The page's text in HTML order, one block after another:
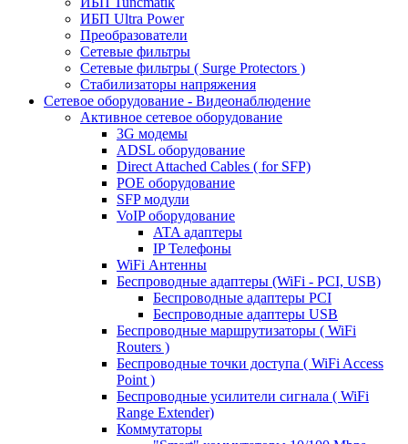
ИБП Ultra Power
Преобразователи
Сетевые фильтры
Сетевые фильтры ( Surge Protectors )
Стабилизаторы напряжения
Сетевое оборудование - Видеонаблюдение
Активное сетевое оборудование
3G модемы
ADSL оборудование
Direct Attached Cables ( for SFP)
POE оборудование
SFP модули
VoIP оборудование
ATA адаптеры
IP Телефоны
WiFi Антенны
Беспроводные адаптеры (WiFi - PCI, USB)
Беспроводные адаптеры PCI
Беспроводные адаптеры USB
Беспроводные маршрутизаторы ( WiFi
Routers )
Беспроводные точки доступа ( WiFi Access
Point )
Беспроводные усилители сигнала ( WiFi
Range Extender)
Коммутаторы